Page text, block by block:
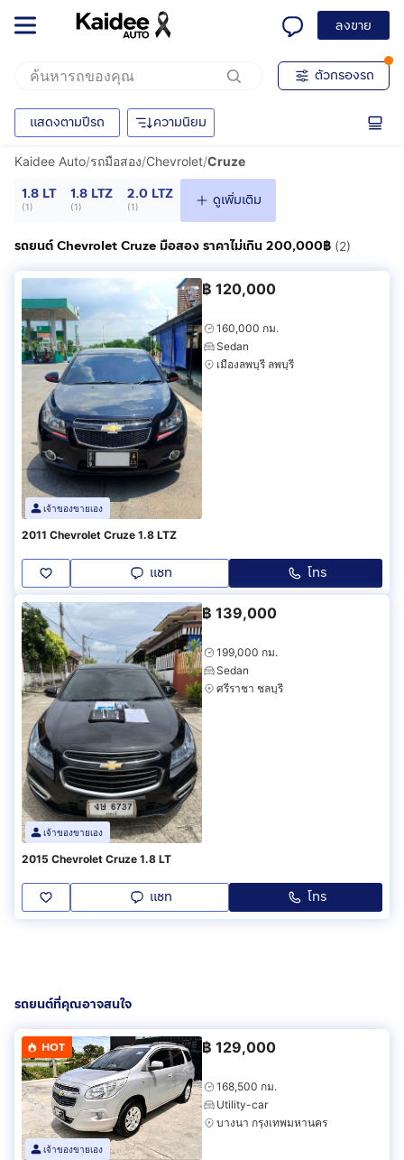
ลงขาย
ตัวกรองรถ
แสดงตามปีรถ ความนิยม
Kaidee Auto/รถมือสอง/Chevrolet/Cruze
1.8 LT
(1)
1.8 LTZ
(1)
2.0 LTZ
(1) ดูเพิ่มเติม
รถยนต์ Chevrolet Cruze มือสอง ราคาไม่เกิน 200,000฿ (2)
เจ้าของขายเอง
฿ 120,000
160,000 กม.
Sedan
เมืองลพบุรี ลพบุรี
2011 Chevrolet Cruze 1.8 LTZ
แชท โทร
เจ้าของขายเอง
฿ 139,000
199,000 กม.
Sedan
ศรีราชา ชลบุรี
2015 Chevrolet Cruze 1.8 LT
แชท โทร
รถยนต์ที่คุณอาจสนใจ
HOT
เจ้าของขายเอง
฿ 129,000
168,500 กม.
Utility-car
บางนา กรุงเทพมหานคร